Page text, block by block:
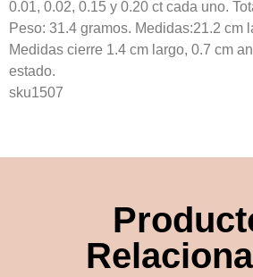
0.01, 0.02, 0.15 y 0.20 ct cada uno.
Peso: 31.4 gramos. Medidas:21.2 cm
Medidas cierre 1.4 cm largo, 0.7 cm
estado.
sku1507